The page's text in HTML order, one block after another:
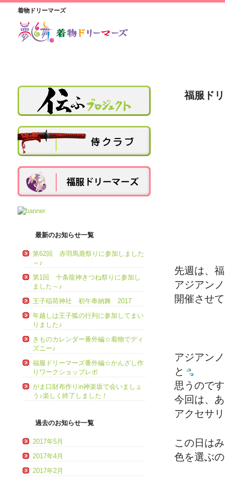
着物ドリーマーズ
福服ド
先週は、
アジアン
開催させ
アジアン
と
思うので
今回は、
アクセサ
この日は
色を選ぶ
最新のお知らせ一覧
第62回 赤羽馬鹿祭りに参加しました
～♪
第1回 十条龍神きつね祭りに参加し
ました～♪
王子稲荷神社 初午奉納舞 2017
年越しは王子狐の行列に参加してまい
りました♪
きものカレンダー番外編☆着物でディ
ズニー♪
福服ドリーマーズ番外編☆かんざし作
りワークショップレポ
がま口財布作りin神楽坂で会いましょ
う♪楽しく終了しました！
過去のお知らせ一覧
2017年5月
2017年4月
2017年2月